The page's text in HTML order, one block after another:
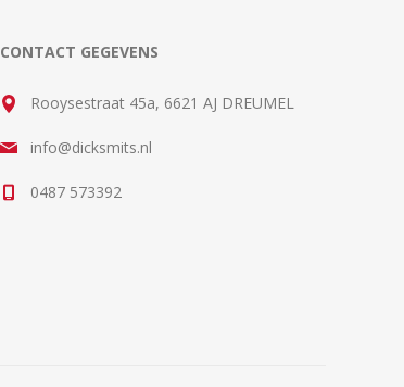
CONTACT GEGEVENS
Rooysestraat 45a, 6621 AJ DREUMEL
info@dicksmits.nl
0487 573392